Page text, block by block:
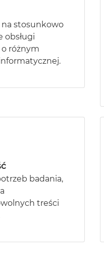
na stosunkowo
obsługi
różnym
badania,
treści